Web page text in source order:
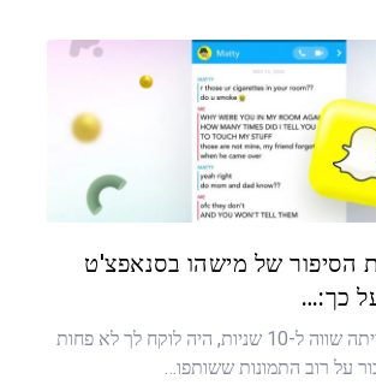
מאמר זה
הסיפור של מישהו בסנאפצ'ט
כך:…
אם כל תמונה הייתה שווה ל-10 שניות, היה לוקח לך לא פחות
על רוב התמונות ששותפו…